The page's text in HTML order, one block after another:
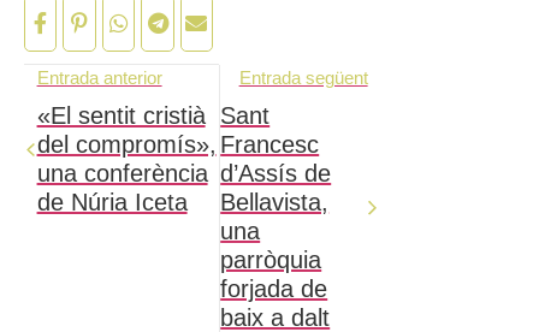
Entrada anterior
«El sentit cristià
del compromís»,
una conferència
de Núria Iceta
Entrada següent
Sant
Francesc
d’Assís de
Bellavista,
una
parròquia
forjada de
baix a dalt